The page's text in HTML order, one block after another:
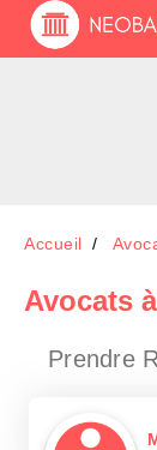
Accueil
Avocats
Prendre